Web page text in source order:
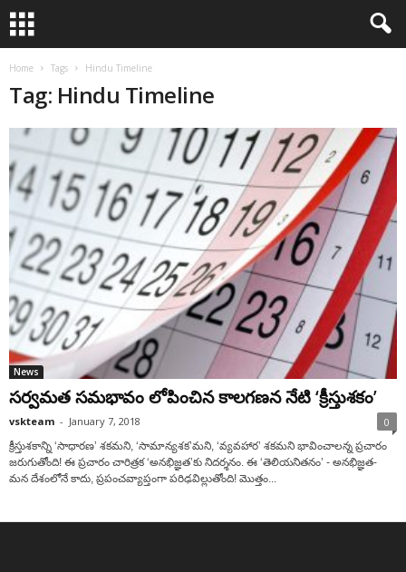
Home Tags Hindu Timeline
Tag: Hindu Timeline
News
సర్వమత సమభావం లోపించిన కాలగణన నేటి ‘క్రీస్తుశకం’
vskteam - January 7, 2018 0
క్రీస్తుశకాన్ని ‘సాధారణ’ శకమని, ‘సామాన్యశక’మని, ‘వ్యవహార’ శకమని భావించాలన్న ప్రచారం
జరుగుతోంది! ఈ ప్రచారం చారిత్రక ‘అనభిజ్ఞత’కు నిదర్శనం. ఈ ‘తెలియనితనం’ - అనభిజ్ఞత-
మన దేశంలోనే కాదు, ప్రపంచవ్యాప్తంగా పరిఢవిల్లుతోంది! మొత్తం...